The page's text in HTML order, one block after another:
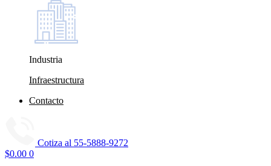
Industria
Infraestructura
Contacto
Cotiza al 55-5888-9272
$0.00 0